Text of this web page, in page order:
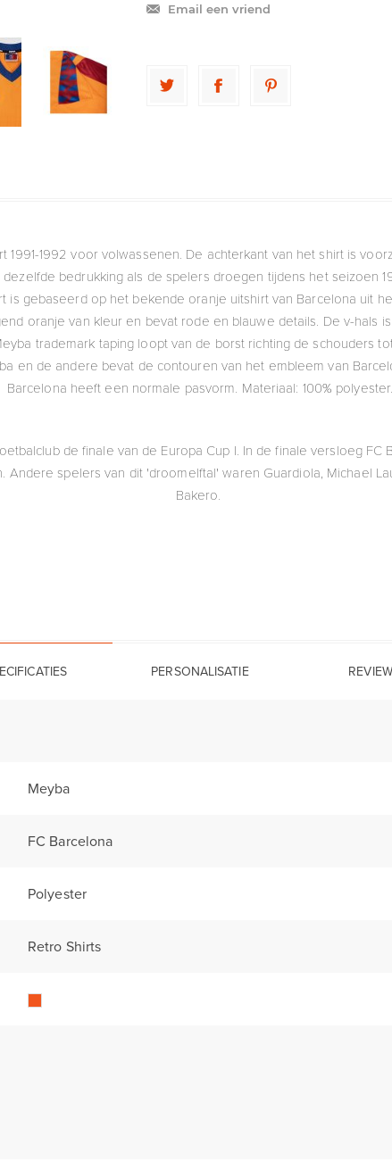
Email een vriend
1992 voor volwassenen. De achterkant van het shirt is
bedrukking als de spelers droegen tijdens het seizoen
is gebaseerd op het bekende oranje uitshirt van Barcelona uit
oranje van kleur en bevat rode en blauwe details. De v-hals
trademark taping loopt van de borst richting de schouders
en de andere bevat de contouren van het embleem van
Barcelona heeft een normale pasvorm. Materiaal: 100% polyester.
de finale van de Europa Cup I. In de finale versloeg FC
Andere spelers van dit 'droomelftal' waren Guardiola, Michael
Bakero.
PERSONALISATIE
Meyba
FC Barcelona
Polyester
Retro Shirts